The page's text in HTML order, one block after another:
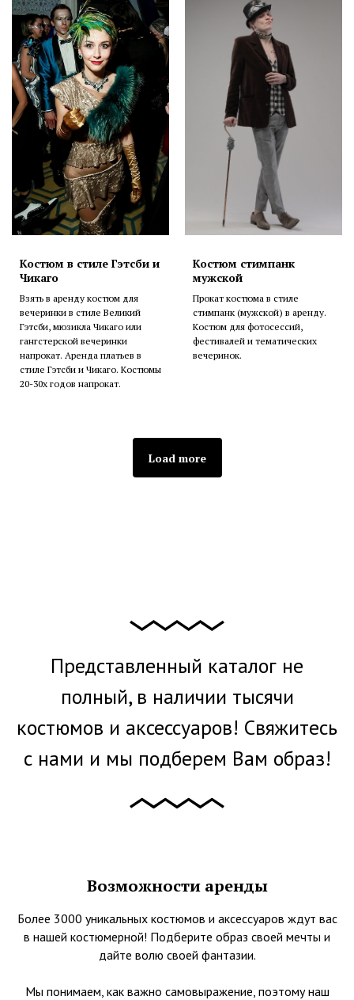
Костюм в стиле Гэтсби и
Чикаго
Взять в аренду костюм для
вечеринки в стиле Великий
Гэтсби, мюзикла Чикаго или
гангстерской вечеринки
напрокат. Аренда платьев в
стиле Гэтсби и Чикаго. Костюмы
20-30х годов напрокат.
Костюм стимпанк
мужской
Прокат костюма в стиле
стимпанк (мужской) в аренду.
Костюм для фотосессий,
фестивалей и тематических
вечеринок.
Load more
Представленный каталог не
полный, в наличии тысячи
костюмов и аксессуаров! Свяжитесь
с нами и мы подберем Вам образ!
Возможности аренды
Более 3000 уникальных костюмов и аксессуаров ждут вас
в нашей костюмерной! Подберите образ своей мечты и
дайте волю своей фантазии.
Мы понимаем, как важно самовыражение, поэтому наш